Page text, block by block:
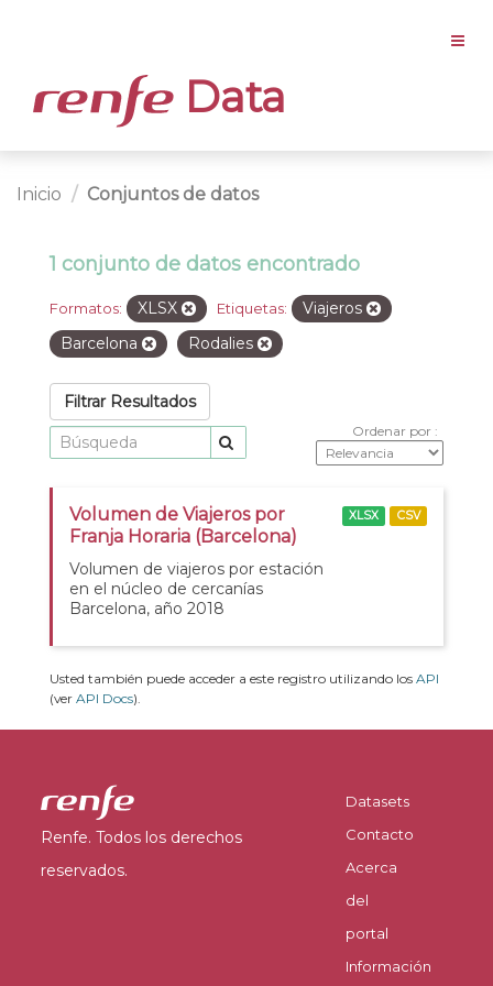
Data
Inicio Conjuntos de datos
1 conjunto de datos encontrado
Formatos: XLSX Etiquetas:
Viajeros
Barcelona
Rodalies
Filtrar Resultados
Ordenar por
Volumen de Viajeros por
Franja Horaria (Barcelona)
Volumen de viajeros por estación
en el núcleo de cercanías
Barcelona, año 2018
XLSX CSV
Usted también puede acceder a este registro utilizando los API
(ver API Docs).
Renfe. Todos los derechos
reservados.
Datasets
Contacto
Acerca
del
portal
Información